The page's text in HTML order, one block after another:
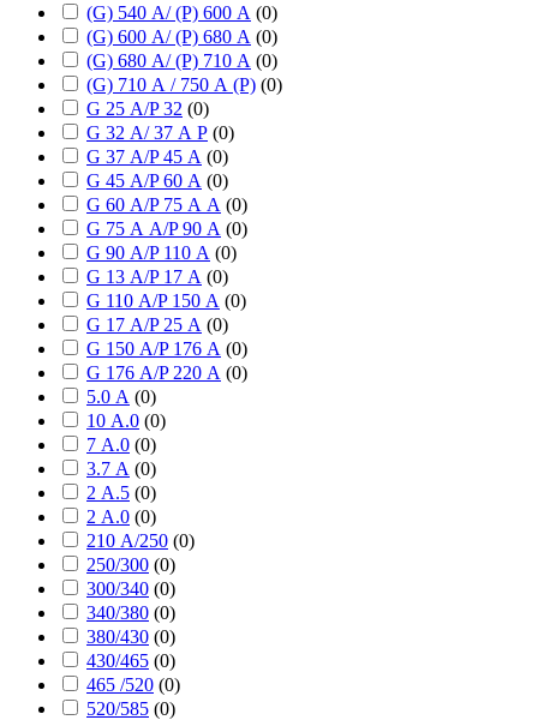
(G) 540 А/ (P) 600 А (0)
(G) 600 А/ (P) 680 А (0)
(G) 680 А/ (P) 710 А (0)
(G) 710 А / 750 А (P) (0)
G 25 А/P 32 (0)
G 32 А/ 37 А P (0)
G 37 А/P 45 А (0)
G 45 А/P 60 А (0)
G 60 А/P 75 А А (0)
G 75 А А/P 90 А (0)
G 90 А/P 110 А (0)
G 13 А/P 17 А (0)
G 110 А/P 150 А (0)
G 17 А/P 25 А (0)
G 150 А/P 176 А (0)
G 176 А/P 220 А (0)
5.0 А (0)
10 А.0 (0)
7 А.0 (0)
3.7 А (0)
2 А.5 (0)
2 А.0 (0)
210 А/250 (0)
250/300 (0)
300/340 (0)
340/380 (0)
380/430 (0)
430/465 (0)
465 /520 (0)
520/585 (0)